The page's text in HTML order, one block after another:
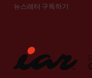
뉴스레터 구독하기